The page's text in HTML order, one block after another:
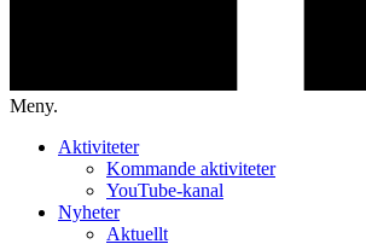
Meny.
Aktiviteter
Kommande aktiviteter
YouTube-kanal
Nyheter
Aktuellt